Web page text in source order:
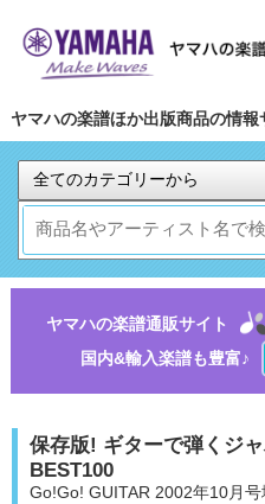
ヤマハの楽譜ほか出版商品の情報
ヤマハの楽譜通販サイト
国内&輸入楽譜も豊富♪
保存版! ギターで弾くジ
BEST100
Go!Go! GUITAR 2002年10月号